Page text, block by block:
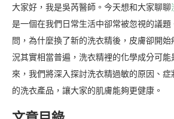
大家好，我是吳芮醫師。今天想和大家聊聊
是一個在我們日常生活中卻常被忽視的議
問，為什麼換了新的洗衣精後，皮膚卻開
況其實相當普遍，洗衣精裡的化學成分可能
來，我們將深入探討洗衣精過敏的原因、
的洗衣產品，讓大家的肌膚能夠更健康。